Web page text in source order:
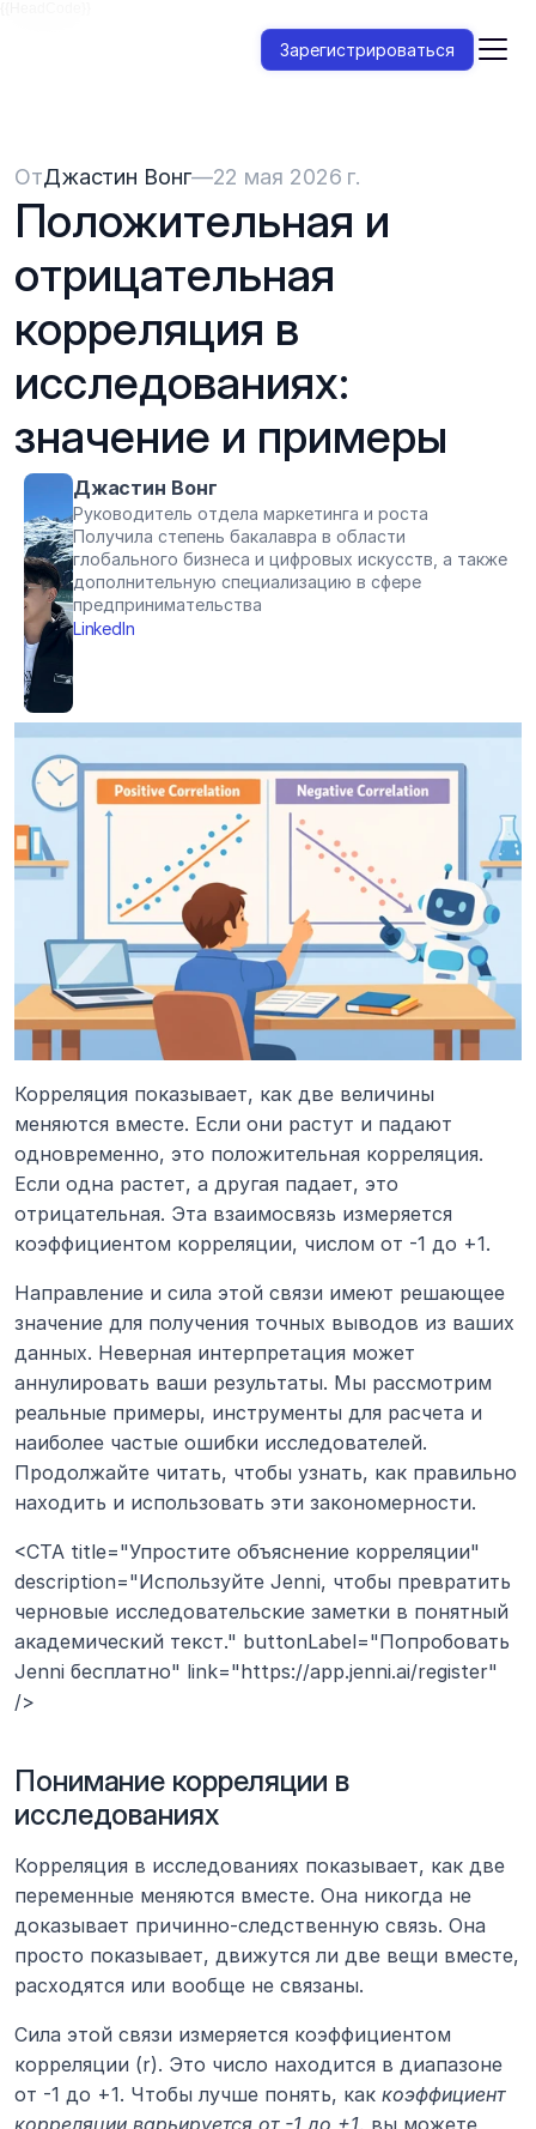
Зарегистрироваться
ОтДжастин Вонг—22 мая 2026 г.
Положительная и
отрицательная
корреляция в
исследованиях:
значение и примеры
Джастин Вонг
Руководитель отдела маркетинга и роста
Получила степень бакалавра в области
глобального бизнеса и цифровых искусств, а также
дополнительную специализацию в сфере
предпринимательства
LinkedIn
Корреляция показывает, как две величины
меняются вместе. Если они растут и падают
одновременно, это положительная корреляция.
Если одна растет, а другая падает, это
отрицательная. Эта взаимосвязь измеряется
коэффициентом корреляции, числом от -1 до +1.
Направление и сила этой связи имеют решающее
значение для получения точных выводов из ваших
данных. Неверная интерпретация может
аннулировать ваши результаты. Мы рассмотрим
реальные примеры, инструменты для расчета и
наиболее частые ошибки исследователей.
Продолжайте читать, чтобы узнать, как правильно
находить и использовать эти закономерности.
<CTA title="Упростите объяснение корреляции"
description="Используйте Jenni, чтобы превратить
черновые исследовательские заметки в понятный
академический текст." buttonLabel="Попробовать
Jenni бесплатно" link="https://app.jenni.ai/register"
/>
Понимание корреляции в
исследованиях
Корреляция в исследованиях показывает, как две
переменные меняются вместе. Она никогда не
доказывает причинно-следственную связь. Она
просто показывает, движутся ли две вещи вместе,
расходятся или вообще не связаны.
Сила этой связи измеряется коэффициентом
корреляции (r). Это число находится в диапазоне
от -1 до +1. Чтобы лучше понять, как коэффициент